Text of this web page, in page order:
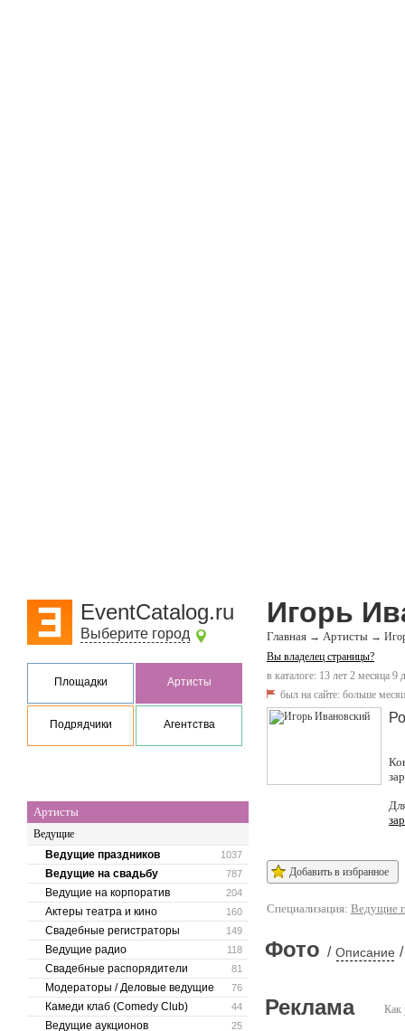
EventCatalog.ru
Выберите город
Площадки Артисты
Подрядчики Агентства
Артисты
Ведущие
1037
Ведущие праздников
787
Ведущие на свадьбу
204
Ведущие на корпоратив
160
Актеры театра и кино
149
Свадебные регистраторы
118
Ведущие радио
81
Свадебные распорядители
76
Модераторы / Деловые ведущие
44
Камеди клаб (Comedy Club)
25
Ведущие аукционов
Игорь
Главная → Артисты →
Вы владелец страницы?
в каталоге: 13 лет 2 месяца 9
был на сайте: больше
Добавить в избранное
Специализация: Ведущие
Фото / Описание /
Как
Реклама